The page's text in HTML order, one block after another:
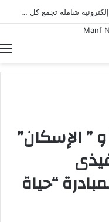
الرئيس التنفيذي لهيئة الاستثمار : بوابة إلكترونية شاملة تجمع كل خدمات الهيئة ومنصاتها الرقمية في مكان واحد
و ” الإسكان”
“حياة